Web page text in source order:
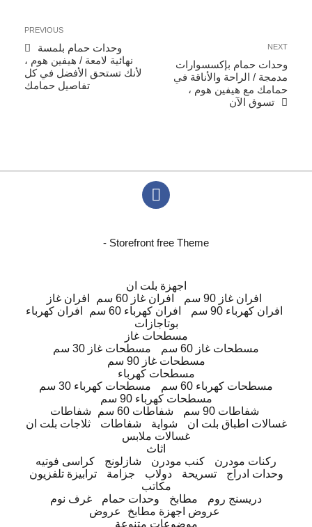
المقالات
Previous
Post
PREVIOUS
وحدات حمام بلمسة
نهائية لامعة / هيفين هوم ،
لأنك تستحق الأفضل في كل
تفاصيل حمامك
Next
NEXT
وحدات حمام بإكسسوارات
مدمجة / الراحة والأناقة في
حمامك مع هيفين هوم ،
تسوق الآن
- Storefront free Theme
اجهزة بلت ان
افران غاز
افران غاز 60 سم
افران غاز 90 سم
افران كهرباء
افران كهرباء 60 سم
افران كهرباء 90 سم
بوتاجازات
مسطحات غاز
مسطحات غاز 30 سم
مسطحات غاز 60 سم
مسطحات غاز 90 سم
مسطحات كهرباء
مسطحات كهرباء 30 سم
مسطحات كهرباء 60 سم
مسطحات كهرباء 90 سم
شفاطات
شفاطات 60 سم
شفاطات 90 سم
ثلاجات بلت ان
شفاطات شواية
غسالات اطباق بلت ان
غسالات ملابس
اثاث
كراسى فوتيه
شازلونج كنب مودرن
ركنات مودرن
ترابيزة تلفزيون
جزامة دولاب تسريحة
وحدات ادراج
مكاتب
غرف نوم
وحدات حمام مطابخ
دريسنج روم
عروض
عروض اجهزة مطابخ
موضوعات متنوعة